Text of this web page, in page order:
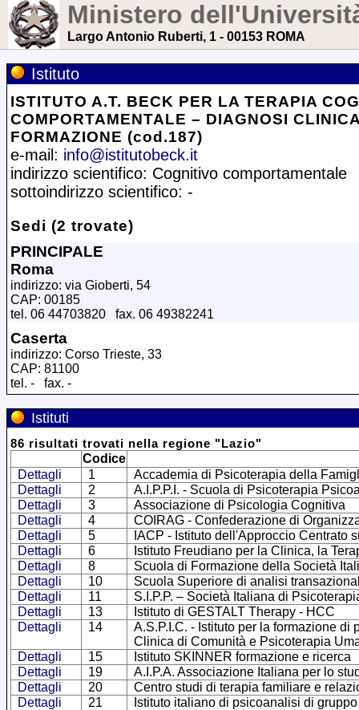
Ministero
Largo Antonio Ruberti, 1 - 00153 ROMA
Istituto
ISTITUTO A.T. BECK PER LA TERAPIA
COMPORTAMENTALE – DIAGNOSI
FORMAZIONE (cod.187)
e-mail: info@istitutobeck.it
indirizzo scientifico: Cognitivo comportamentale
sottoindirizzo scientifico: -
Sedi (2 trovate)
PRINCIPALE
Roma
indirizzo: via Gioberti, 54
CAP: 00185
tel. 06 44703820 fax. 06 49382241
Caserta
indirizzo: Corso Trieste, 33
CAP: 81100
tel. - fax. -
Istituti
86 risultati trovati nella regione "Lazio"
Codice
Dettagli
1
Accademia di Psicoterapia della
Dettagli
2
A.I.P.P.I. - Scuola di Psicoterapia
Dettagli
3
Associazione di Psicologia Cognitiva
Dettagli
4
COIRAG - Confederazione di
Dettagli
5
IACP - Istituto dell'Approccio Centrato
Dettagli
6
Istituto Freudiano per la Clinica, la
Dettagli
8
Scuola di Formazione della Società
Dettagli
10
Scuola Superiore di analisi
Dettagli
11
S.I.P.P. – Società Italiana di
Dettagli
13
Istituto di GESTALT Therapy - HCC
Dettagli
14
A.S.P.I.C. - Istituto per la formazione
Clinica di Comunità e Psicoterapia
Dettagli
15
Istituto SKINNER formazione e ricerca
Dettagli
19
A.I.P.A. Associazione Italiana per lo
Dettagli
20
Centro studi di terapia familiare e
Dettagli
21
Istituto italiano di psicoanalisi di gruppo